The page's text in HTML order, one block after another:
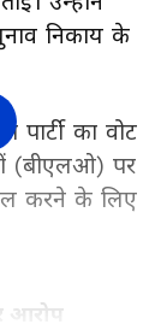
निकाय के
का वोट
(बीएलओ) पर
करने के लिए
आरोप